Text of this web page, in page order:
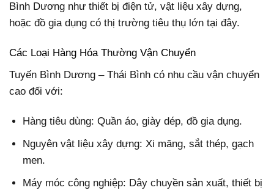
Bình Dương như thiết bị điện tử, vật liệu xây dựng,
hoặc đồ gia dụng có thị trường tiêu thụ lớn tại đây.
Các Loại Hàng Hóa Thường Vận Chuyển
Tuyến Bình Dương – Thái Bình có nhu cầu vận chuyển
cao đối với:
Hàng tiêu dùng: Quần áo, giày dép, đồ gia dụng.
Nguyên vật liệu xây dựng: Xi măng, sắt thép, gạch
men.
Máy móc công nghiệp: Dây chuyền sản xuất, thiết bị